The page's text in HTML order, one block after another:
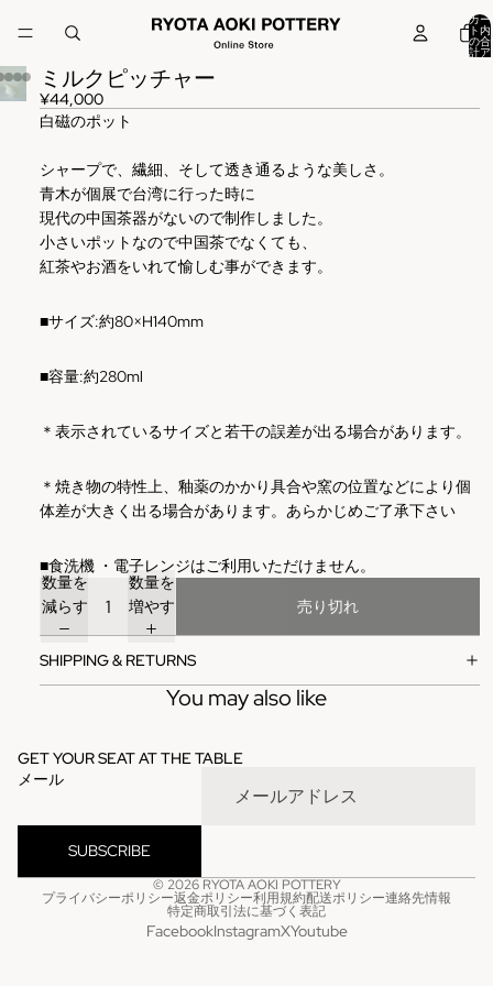
カー
ト内
の合
計ア
ミルクピッチャー
¥44,000
白磁のポット
シャープで、繊細、そして透き通るような美しさ。
青木が個展で台湾に行った時に
現代の中国茶器がないので制作しました。
小さいポットなので中国茶でなくても、
紅茶やお酒をいれて愉しむ事ができます。
■サイズ:約80×H140mm
■容量:約280ml
＊表示されているサイズと若干の誤差が出る場合があります。
＊焼き物の特性上、釉薬のかかり具合や窯の位置などにより個
体差が大きく出る場合があります。あらかじめご了承下さい
■食洗機 ・電子レンジはご利用いただけません。
数量を
減らす
数量を
増やす
売り切れ
SHIPPING & RETURNS
You may also like
GET YOUR SEAT AT THE TABLE
メール
SUBSCRIBE
© 2026 RYOTA AOKI POTTERY
プライバシーポリシー返金ポリシー利用規約配送ポリシー連絡先情報
特定商取引法に基づく表記
FacebookInstagramXYoutube